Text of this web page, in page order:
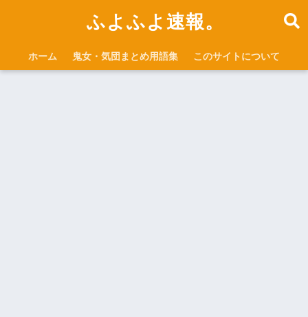
ふよふよ速報。
ホーム 鬼女・気団まとめ用語集 このサイトについて